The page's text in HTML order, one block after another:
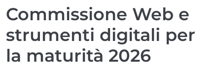
Commissione Web e
strumenti digitali per
la maturità 2026